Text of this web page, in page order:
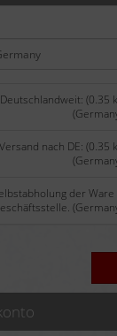
(0.35
nach DE: (0.35
der Ware